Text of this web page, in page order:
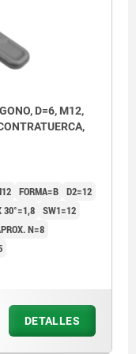
D=6, M12,
FORMA=B D2=12
30°=1,8 SW1=12
N=8
DETALLES